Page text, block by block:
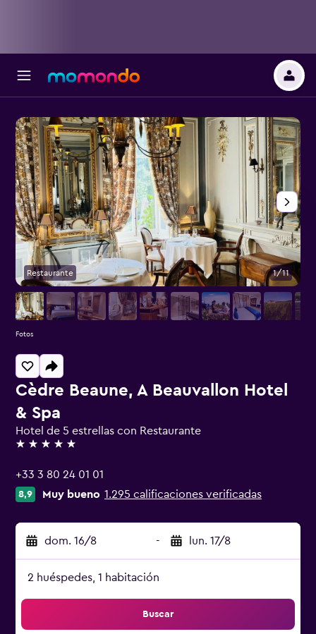
Cèdre Beaune, A Beauvallon Hotel
& Spa
Hotel de 5 estrellas con Restaurante
5 estrellas
+33 3 80 24 01 01
8,9 Muy bueno 1.295 calificaciones verificadas
dom. 16/8 - lun. 17/8
2 huéspedes, 1 habitación
Buscar
Restaurante 1/11
Fotos